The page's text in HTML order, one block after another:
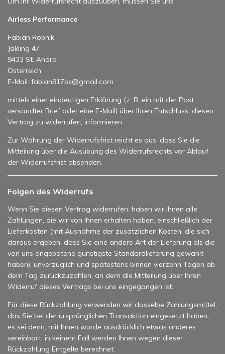
Airless Performance
Fabian Robnik
Jakling 47
9433 St. Andrä
Österreich
E-Mail: fabian917bs@gmail.com
mittels einer eindeutigen Erklärung (z. B. ein mit der Post
versandter Brief oder eine E-Mail) über Ihren Entschluss, diesen
Vertrag zu widerrufen, informieren.
Zur Wahrung der Widerrufsfrist reicht es aus, dass Sie die
Mitteilung über die Ausübung des Widerrufsrechts vor Ablauf
der Widerrufsfrist absenden.
Folgen des Widerrufs
Wenn Sie diesen Vertrag widerrufen, haben wir Ihnen alle
Zahlungen, die wir von Ihnen erhalten haben, einschließlich der
Lieferkosten (mit Ausnahme der zusätzlichen Kosten, die sich
daraus ergeben, dass Sie eine andere Art der Lieferung als die
von uns angebotene günstigste Standardlieferung gewählt
haben), unverzüglich und spätestens binnen vierzehn Tagen ab
dem Tag zurückzuzahlen, an dem die Mitteilung über Ihren
Widerruf dieses Vertrags bei uns eingegangen ist.
Für diese Rückzahlung verwenden wir dasselbe Zahlungsmittel,
das Sie bei der ursprünglichen Transaktion eingesetzt haben,
es sei denn, mit Ihnen wurde ausdrücklich etwas anderes
vereinbart; in keinem Fall werden Ihnen wegen dieser
Rückzahlung Entgelte berechnet.